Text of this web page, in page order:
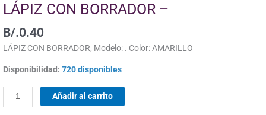
LÁPIZ CON BORRADOR –
B/.0.40
LÁPIZ CON BORRADOR, Modelo: . Color: AMARILLO
Disponibilidad: 720 disponibles
Añadir al carrito